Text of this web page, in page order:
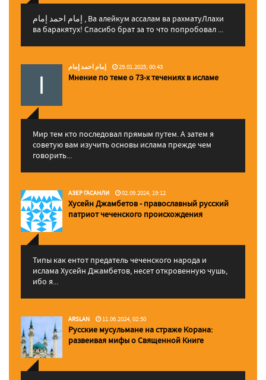
إمام احمد إمام , Ва алейкум ассалам ва рахматуЛлахи
ва баракятух! Спасибо брат за то что попробовал ...
إمام احمد إمام 29.01.2025, 00:43
Мнение по теме о 73-х течениях в исламе
Мир тем кто последовал прямым путем. А затем я
советую вам изучить основы ислама прежде чем
говорить...
АЗЕР ГАСАНЛИ 02.09.2024, 19:12
Хусейн Джамбетов - православный русский
патриот чеченского происхождения
Типы как ентот предатель чеченского народа и
ислама Хусейн Джамбетов, несет откровенную чушь,
ибо я...
ARSLAN 11.06.2024, 02:50
Русские мусульмане на страже Корана:
pазвеивая мифы о Священной Книге